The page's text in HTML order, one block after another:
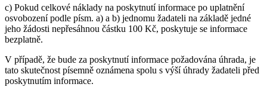
c) Pokud celkové náklady na poskytnutí informace po uplatnění
osvobození podle písm. a) a b) jednomu žadateli na základě jedné
jeho žádosti nepřesáhnou částku 100 Kč, poskytuje se informace
bezplatně.
V případě, že bude za poskytnutí informace požadována úhrada, je
tato skutečnost písemně oznámena spolu s výší úhrady žadateli před
poskytnutím informace.